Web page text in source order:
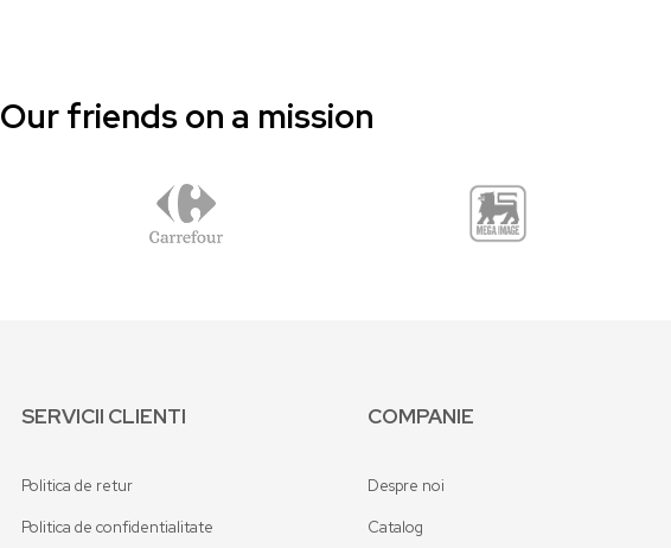
Our friends on a mission
SERVICII CLIENTI
Politica de retur
Politica de confidentialitate
COMPANIE
Despre noi
Catalog